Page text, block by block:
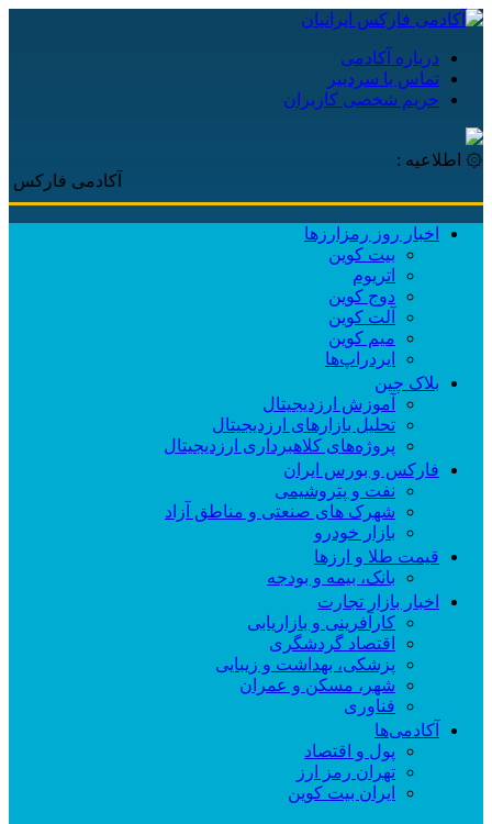
درباره آکادمی
تماس با سردبیر
حریم شخصی کاربران
۞ اطلاعیه :
آکادمی فارکس ایرانیان،
اخبار روز رمزارزها
بیت کوین
اتریوم
دوج کوین
آلت کوین
میم کوین‌
ایردراپ‌ها
بلاک چین
آموزش ارزدیجیتال
تحلیل بازارهای ارزدیجیتال
پروژه‌های کلاهبرداری ارزدیجیتال
فارکس و بورس ایران
نفت و پتروشیمی
شهرک های صنعتی و مناطق آزاد
بازار خودرو
قیمت طلا و ارزها
بانک، بیمه و بودجه
اخبار بازار تجارت
کارآفرینی و بازاریابی
اقتصاد گردشگری
پزشکی، بهداشت و زیبایی
شهر، مسکن و عمران
فناوری
آکادمی‌ها
پول و اقتصاد
تهران رمز ارز
ایران بیت کوین